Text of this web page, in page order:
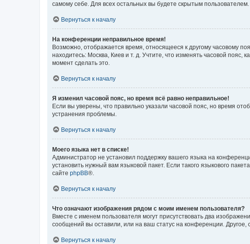
самому себе. Для всех остальных вы будете скрытым пользователем.
Вернуться к началу
На конференции неправильное время!
Возможно, отображается время, относящееся к другому часовому
находитесь: Москва, Киев и т. д. Учтите, что изменять часовой пояс,
момент сделать это.
Вернуться к началу
Я изменил часовой пояс, но время всё равно неправильное!
Если вы уверены, что правильно указали часовой пояс, но время
устранения проблемы.
Вернуться к началу
Моего языка нет в списке!
Администратор не установил поддержку вашего языка на
установить нужный вам языковой пакет. Если такого языкового
сайте phpBB®.
Вернуться к началу
Что означают изображения рядом с моим именем пользователя?
Вместе с именем пользователя могут присутствовать два
сообщений вы оставили, или на ваш статус на конференции. Другое,
Вернуться к началу